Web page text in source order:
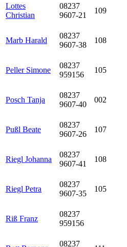
Lottes
Christian
08237
9607-21
109
Marb Harald
08237
9607-38
108
Peller Simone
08237
959156
105
Posch Tanja
08237
9607-40
002
Pußl Beate
08237
9607-26
107
Riegl Johanna
08237
9607-41
108
Riegl Petra
08237
9607-35
105
Riß Franz
08237
959156
08237